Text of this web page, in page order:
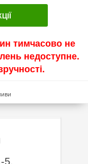
тимчасово не
недоступне.
5,